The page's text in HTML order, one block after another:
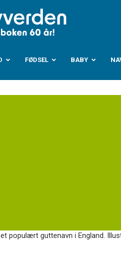
Babyverden.no
FØDSEL BABY
populært guttenavn i England.